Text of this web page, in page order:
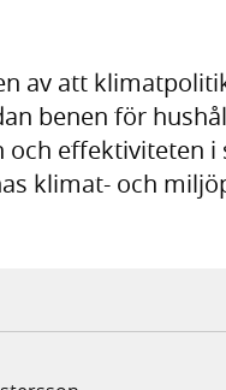
av att
benen för
effektiviteten i
klimat- och